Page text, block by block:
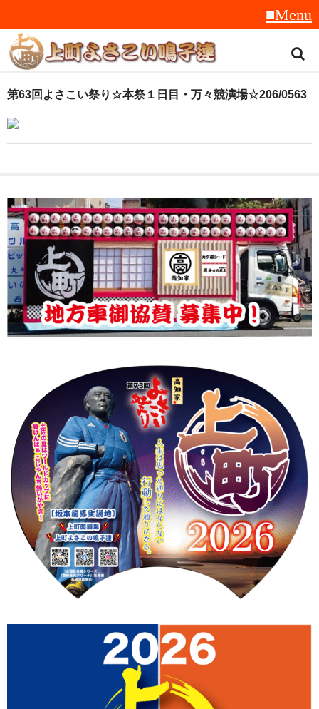
トップ
スタッフ紹介
音楽
衣装
地方車
グッズ
上町Tシャツ
振付
その他
壁紙
お問合せ
スタッフブログ
第63回よさこい祭り☆本祭１日目・万々競演場☆206/0563